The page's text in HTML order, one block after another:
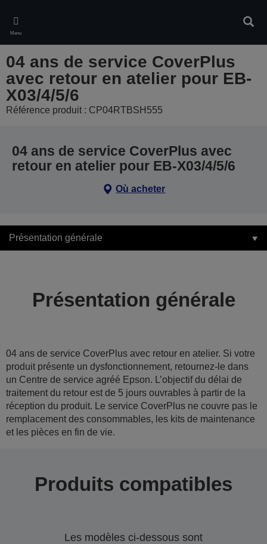
main
content
Menu
04 ans de service CoverPlus
avec retour en atelier pour EB-
X03/4/5/6
Référence produit : CP04RTBSH555
04 ans de service CoverPlus avec
retour en atelier pour EB-X03/4/5/6
Où acheter
Présentation générale
Présentation générale
04 ans de service CoverPlus avec retour en atelier. Si votre
produit présente un dysfonctionnement, retournez-le dans
un Centre de service agréé Epson. L’objectif du délai de
traitement du retour est de 5 jours ouvrables à partir de la
réception du produit. Le service CoverPlus ne couvre pas le
remplacement des consommables, les kits de maintenance
et les pièces en fin de vie.
Produits compatibles
Les modèles ci-dessous sont